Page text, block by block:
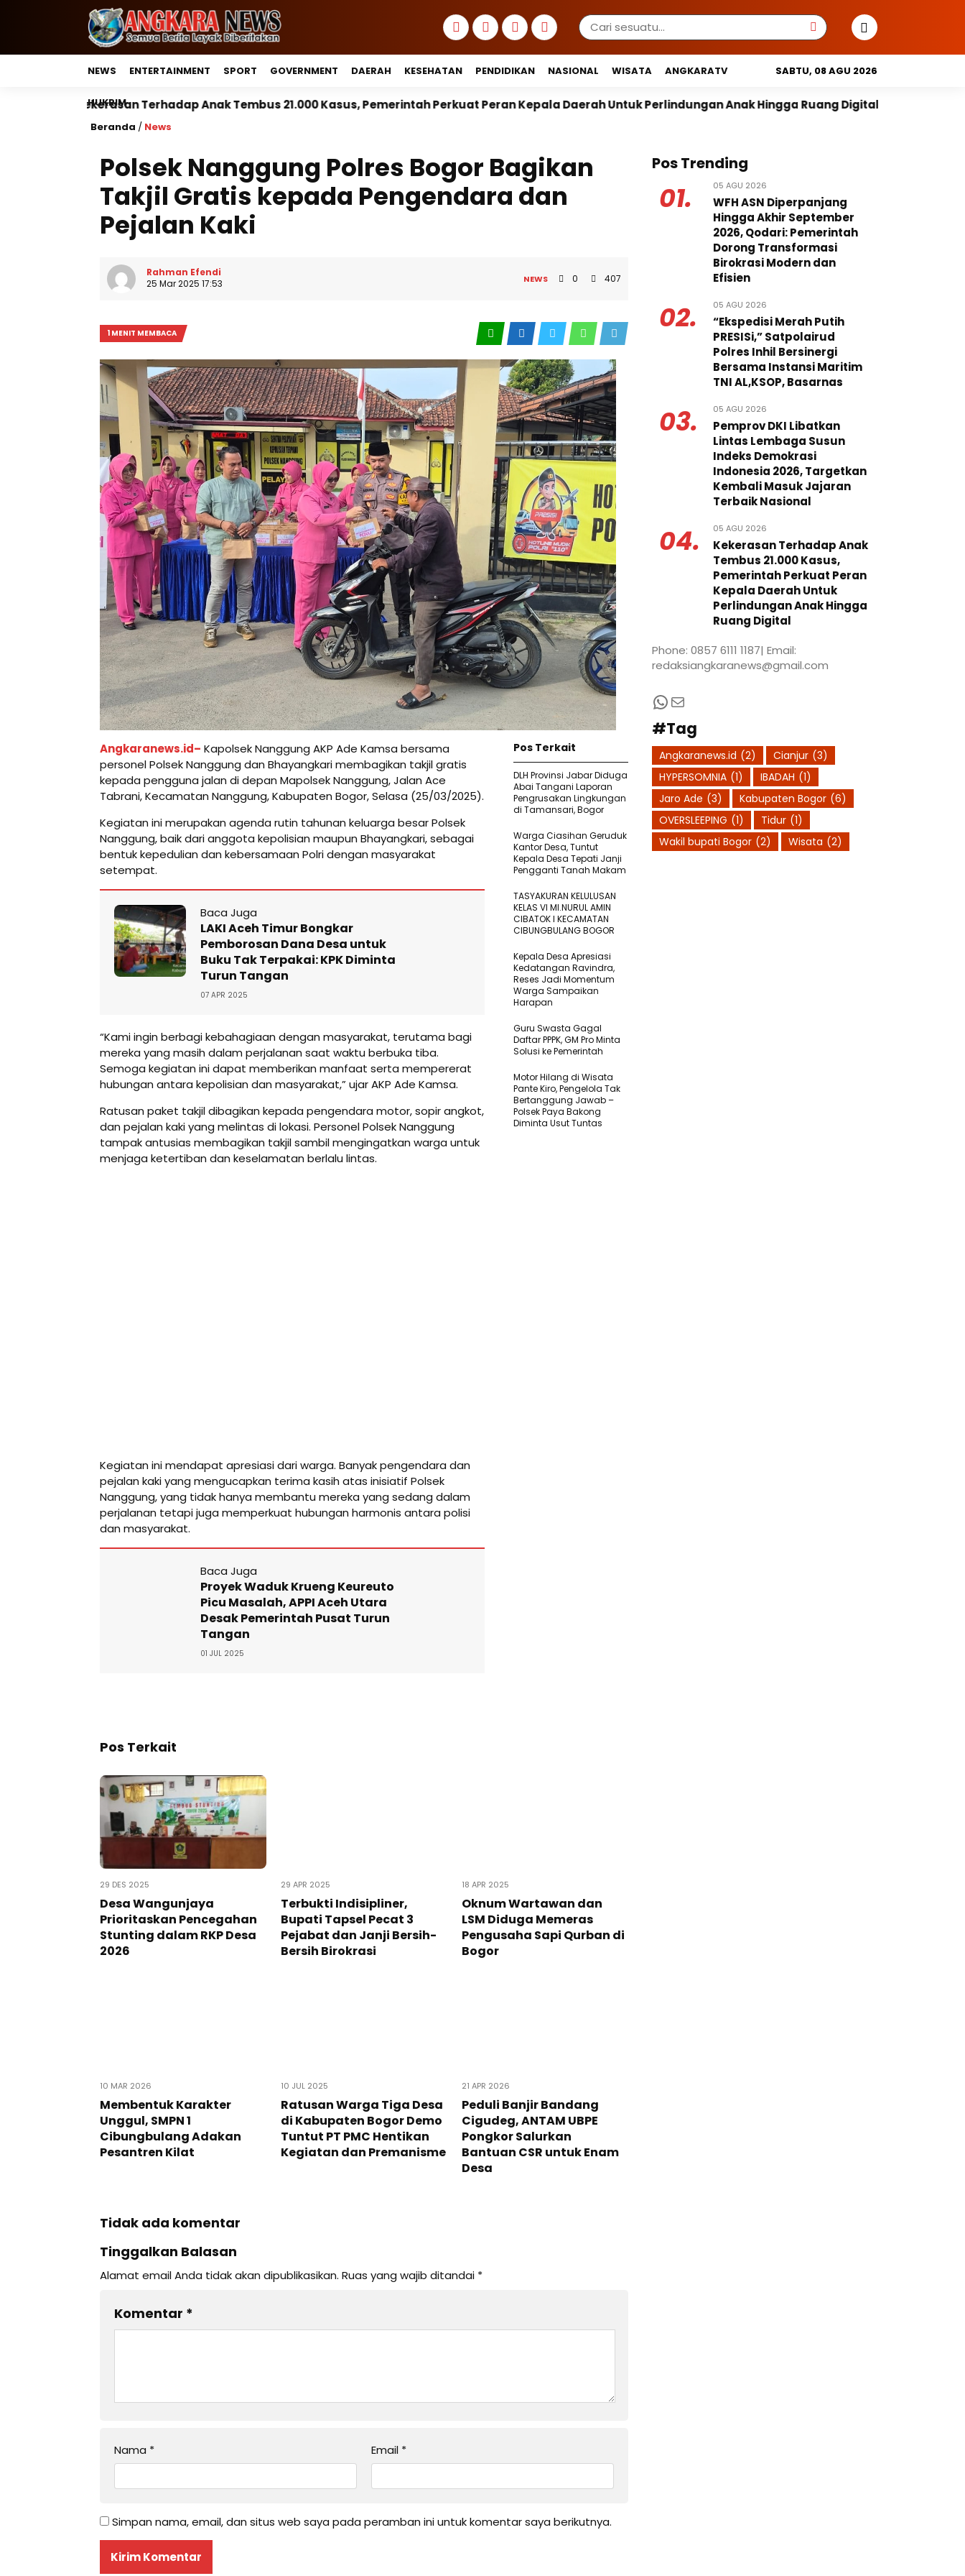
NEWS ENTERTAINMENT SPORT GOVERNMENT DAERAH KESEHATAN PENDIDIKAN NASIONAL WISATA ANGKARATV
HUKRIM
SABTU, 08 AGU 2026
Terhadap Anak Tembus 21.000 Kasus, Pemerintah Perkuat Peran Kepala Daerah Untuk Perlindungan Anak Hingga Ruang Digital Pemprov DKI Libatkan Lintas
Beranda / News
Polsek Nanggung Polres Bogor Bagikan
Takjil Gratis kepada Pengendara dan
Pejalan Kaki
Rahman Efendi
25 Mar 2025 17:53
NEWS 0 407
1 MENIT MEMBACA
Angkaranews.id– Kapolsek Nanggung AKP Ade Kamsa bersama
personel Polsek Nanggung dan Bhayangkari membagikan takjil gratis
kepada pengguna jalan di depan Mapolsek Nanggung, Jalan Ace
Tabrani, Kecamatan Nanggung, Kabupaten Bogor, Selasa (25/03/2025).
Kegiatan ini merupakan agenda rutin tahunan keluarga besar Polsek
Nanggung, baik dari anggota kepolisian maupun Bhayangkari, sebagai
bentuk kepedulian dan kebersamaan Polri dengan masyarakat
setempat.
Baca Juga
LAKI Aceh Timur Bongkar
Pemborosan Dana Desa untuk
Buku Tak Terpakai: KPK Diminta
Turun Tangan
07 APR 2025
“Kami ingin berbagi kebahagiaan dengan masyarakat, terutama bagi
mereka yang masih dalam perjalanan saat waktu berbuka tiba.
Semoga kegiatan ini dapat memberikan manfaat serta mempererat
hubungan antara kepolisian dan masyarakat,” ujar AKP Ade Kamsa.
Ratusan paket takjil dibagikan kepada pengendara motor, sopir angkot,
dan pejalan kaki yang melintas di lokasi. Personel Polsek Nanggung
tampak antusias membagikan takjil sambil mengingatkan warga untuk
menjaga ketertiban dan keselamatan berlalu lintas.
Kegiatan ini mendapat apresiasi dari warga. Banyak pengendara dan
pejalan kaki yang mengucapkan terima kasih atas inisiatif Polsek
Nanggung, yang tidak hanya membantu mereka yang sedang dalam
perjalanan tetapi juga memperkuat hubungan harmonis antara polisi
dan masyarakat.
Baca Juga
Proyek Waduk Krueng Keureuto
Picu Masalah, APPI Aceh Utara
Desak Pemerintah Pusat Turun
Tangan
01 JUL 2025
Pos Terkait
DLH Provinsi Jabar Diduga
Abai Tangani Laporan
Pengrusakan Lingkungan
di Tamansari, Bogor
Warga Ciasihan Geruduk
Kantor Desa, Tuntut
Kepala Desa Tepati Janji
Pengganti Tanah Makam
TASYAKURAN KELULUSAN
KELAS VI MI.NURUL AMIN
CIBATOK I KECAMATAN
CIBUNGBULANG BOGOR
Kepala Desa Apresiasi
Kedatangan Ravindra,
Reses Jadi Momentum
Warga Sampaikan
Harapan
Guru Swasta Gagal
Daftar PPPK, GM Pro Minta
Solusi ke Pemerintah
Motor Hilang di Wisata
Pante Kiro, Pengelola Tak
Bertanggung Jawab –
Polsek Paya Bakong
Diminta Usut Tuntas
Pos Terkait
29 DES 2025
Desa Wangunjaya
Prioritaskan Pencegahan
Stunting dalam RKP Desa
2026
29 APR 2025
Terbukti Indisipliner,
Bupati Tapsel Pecat 3
Pejabat dan Janji Bersih-
Bersih Birokrasi
18 APR 2025
Oknum Wartawan dan
LSM Diduga Memeras
Pengusaha Sapi Qurban di
Bogor
10 MAR 2026
Membentuk Karakter
Unggul, SMPN 1
Cibungbulang Adakan
Pesantren Kilat
10 JUL 2025
Ratusan Warga Tiga Desa
di Kabupaten Bogor Demo
Tuntut PT PMC Hentikan
Kegiatan dan Premanisme
21 APR 2026
Peduli Banjir Bandang
Cigudeg, ANTAM UBPE
Pongkor Salurkan
Bantuan CSR untuk Enam
Desa
Tidak ada komentar
Tinggalkan Balasan
Alamat email Anda tidak akan dipublikasikan. Ruas yang wajib ditandai *
Komentar *
Nama * Email *
Simpan nama, email, dan situs web saya pada peramban ini untuk komentar saya berikutnya.
Pos Trending
01. 05 AGU 2026
WFH ASN Diperpanjang
Hingga Akhir September
2026, Qodari: Pemerintah
Dorong Transformasi
Birokrasi Modern dan
Efisien
02. 05 AGU 2026
“Ekspedisi Merah Putih
PRESISi,” Satpolairud
Polres Inhil Bersinergi
Bersama Instansi Maritim
TNI AL,KSOP, Basarnas
03. 05 AGU 2026
Pemprov DKI Libatkan
Lintas Lembaga Susun
Indeks Demokrasi
Indonesia 2026, Targetkan
Kembali Masuk Jajaran
Terbaik Nasional
04. 05 AGU 2026
Kekerasan Terhadap Anak
Tembus 21.000 Kasus,
Pemerintah Perkuat Peran
Kepala Daerah Untuk
Perlindungan Anak Hingga
Ruang Digital
Phone: 0857 6111 1187| Email:
redaksiangkaranews@gmail.com
WhatsApp
Mail
#Tag
Angkaranews.id (2) Cianjur (3)
HYPERSOMNIA (1) IBADAH (1)
Jaro Ade (3) Kabupaten Bogor (6)
OVERSLEEPING (1) Tidur (1)
Wakil bupati Bogor (2) Wisata (2)